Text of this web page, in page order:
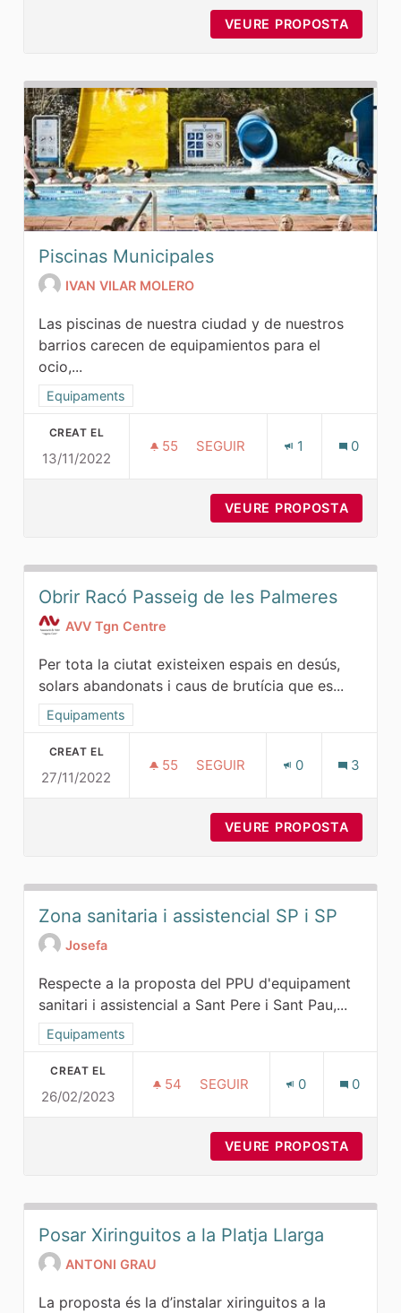
VEURE PROPOSTA
Piscinas Municipales
IVAN VILAR MOLERO
Las piscinas de nuestra ciudad y de nuestros
barrios carecen de equipamientos para el
ocio,...
Resultats al filtrar per la categoria: Equipaments
Equipaments
CREAT EL
13/11/2022
55 55 SEGUIDORES
SEGUIR 1 0
VEURE PROPOSTA
Obrir Racó Passeig de les Palmeres
AVV Tgn Centre
Per tota la ciutat existeixen espais en desús,
solars abandonats i caus de brutícia que es...
Resultats al filtrar per la categoria: Equipaments
Equipaments
CREAT EL
27/11/2022
55 55 SEGUIDORES
SEGUIR 0 3
VEURE PROPOSTA
Zona sanitaria i assistencial SP i SP
Josefa
Respecte a la proposta del PPU d'equipament
sanitari i assistencial a Sant Pere i Sant Pau,...
Resultats al filtrar per la categoria: Equipaments
Equipaments
CREAT EL
26/02/2023
54 54 SEGUIDORES
SEGUIR 0 0
VEURE PROPOSTA
Posar Xiringuitos a la Platja Llarga
ANTONI GRAU
La proposta és la d’instalar xiringuitos a la